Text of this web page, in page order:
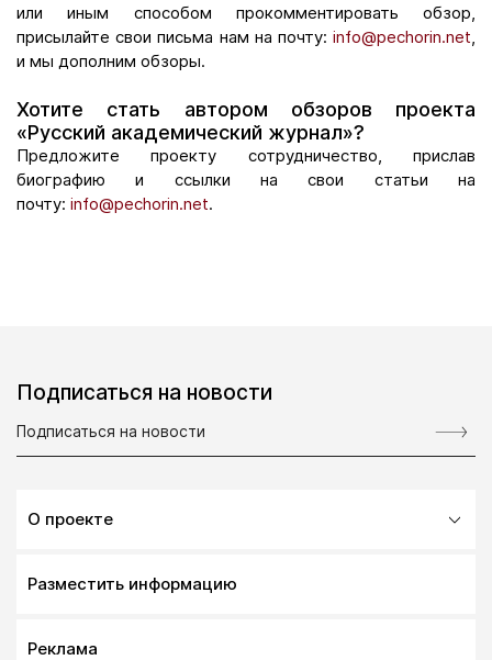
или иным способом прокомментировать обзор,
присылайте свои письма нам на почту: info@pechorin.net
и мы дополним обзоры.
Хотите стать автором обзоров проекта
«Русский академический журнал»?
Предложите проекту сотрудничество, прислав
биографию и ссылки на свои статьи на
почту: info@pechorin.net.
Подписаться на новости
О проекте
Разместить информацию
Реклама